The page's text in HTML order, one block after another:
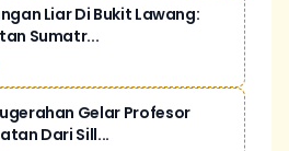
Liar Di Bukit Lawang:
Sumatr...
Gelar Profesor
Dari Sill...